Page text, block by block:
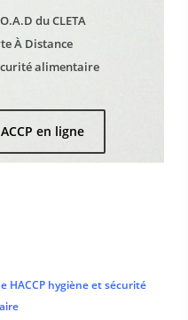
du CLETA
À Distance
alimentaire
en ligne
HACCP hygiène et sécurité